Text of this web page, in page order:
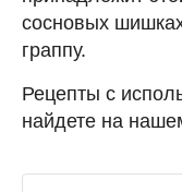
сосновых
граппу.
Рецепты с
найдете на